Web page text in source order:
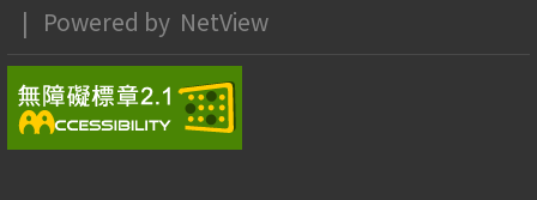
| Powered by NetView